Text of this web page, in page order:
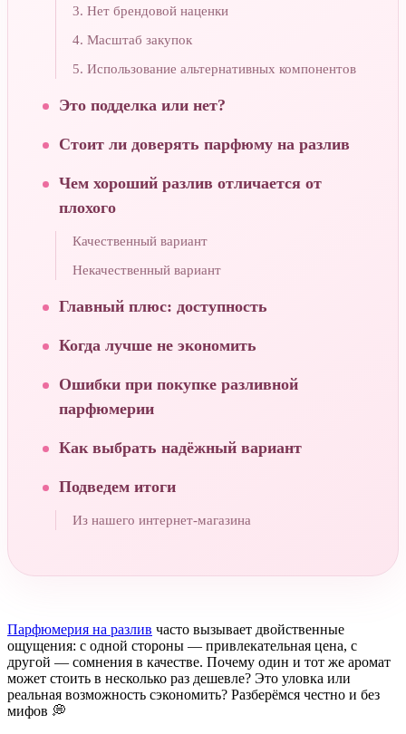
3. Нет брендовой наценки
4. Масштаб закупок
5. Использование альтернативных компонентов
Это подделка или нет?
Стоит ли доверять парфюму на разлив
Чем хороший разлив отличается от
плохого
Качественный вариант
Некачественный вариант
Главный плюс: доступность
Когда лучше не экономить
Ошибки при покупке разливной
парфюмерии
Как выбрать надёжный вариант
Подведем итоги
Из нашего интернет-магазина
Парфюмерия на разлив часто вызывает двойственные
ощущения: с одной стороны — привлекательная цена, с
другой — сомнения в качестве. Почему один и тот же аромат
может стоить в несколько раз дешевле? Это уловка или
реальная возможность сэкономить? Разберёмся честно и без
мифов 💭